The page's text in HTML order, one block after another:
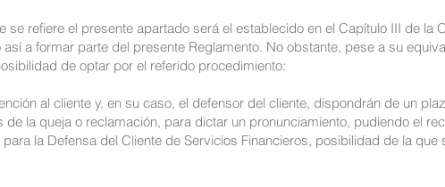
se refiere el presente apartado será el establecido en el Capítulo III de la
a formar parte del presente Reglamento. No obstante, pese a su
de optar por el referido procedimiento:
al cliente y, en su caso, el defensor del cliente, dispondrán de un
de la queja o reclamación, para dictar un pronunciamiento, pudiendo el
la Defensa del Cliente de Servicios Financieros, posibilidad de la